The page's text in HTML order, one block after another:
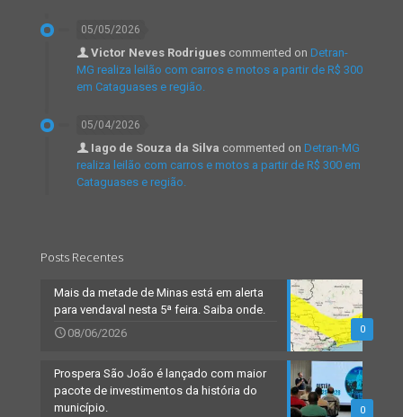
05/05/2026
Victor Neves Rodrigues commented on Detran-
MG realiza leilão com carros e motos a partir de R$ 300
em Cataguases e região.
05/04/2026
Iago de Souza da Silva commented on Detran-MG
realiza leilão com carros e motos a partir de R$ 300 em
Cataguases e região.
Posts Recentes
0
Mais da metade de Minas está em alerta
para vendaval nesta 5ª feira. Saiba onde.
08/06/2026
0
Prospera São João é lançado com maior
pacote de investimentos da história do
município.